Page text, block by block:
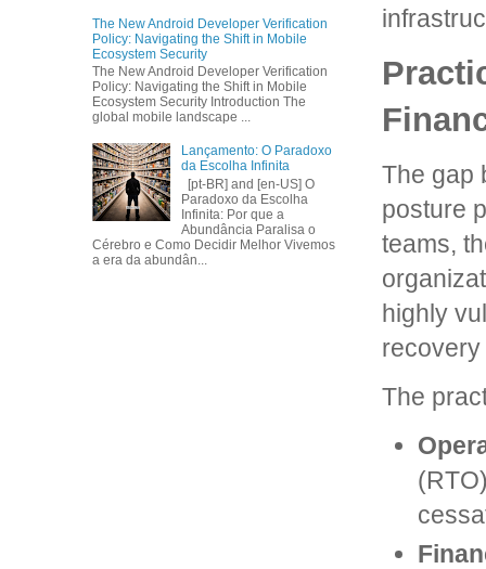
The gap
posture
teams,
highly
The
The New Android Developer Verification
Policy: Navigating the Shift in Mobile
Ecosystem Security
The New Android Developer Verification
Policy: Navigating the Shift in Mobile
Ecosystem Security Introduction The
global mobile landscape ...
Lançamento: O Paradoxo
da Escolha Infinita
[pt-BR] and [en-US] O
Paradoxo da Escolha
Infinita: Por que a
Abundância Paralisa o
Cérebro e Como Decidir Melhor Vivemos
a era da abundân...